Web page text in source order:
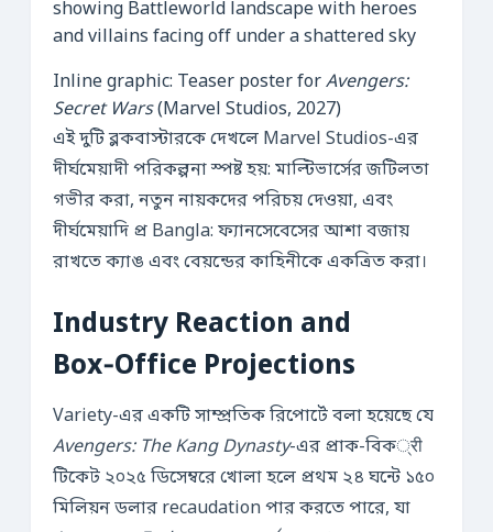
Inline graphic: Teaser poster forAvengers:
Secret Wars(Marvel Studios, 2027)
এই দুটি ব্লকবাস্টারকে দেখলে Marvel Studios-এর
দীর্ঘমেয়াদী পরিকল্পনা স্পষ্ট হয়: মাল্টিভার্সের জটিলতা
গভীর করা, নতুন নায়কদের পরিচয় দেওয়া, এবং
দীর্ঘমেয়াদি প্র Bangla: ফ্যানসেবেসের আশা বজায়
রাখতে ক্যাঙ এবং বেয়ন্ডের কাহিনীকে একত্রিত করা।
Industry Reaction and
Box‑Office Projections
Variety-এর একটি সাম্প্রতিক রিপোর্টে বলা হয়েছে যে
Avengers: The Kang Dynasty-এর প্রাক-বিক्री
টিকেট ২০২৫ ডিসেম্বরে খোলা হলে প্রথম ২৪ ঘন্টে ১৫০
মিলিয়ন ডলার recaudation পার করতে পারে, যা